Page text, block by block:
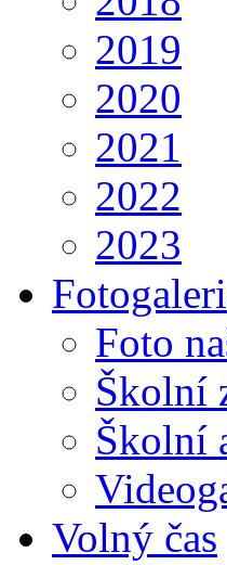
2019
2020
2021
2022
2023
Foto
Školní
Školní
Volný čas